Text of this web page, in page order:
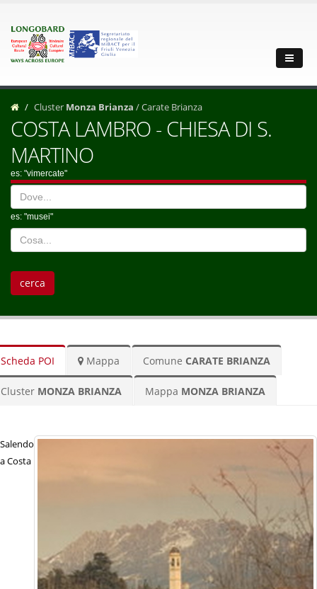
Cluster Monza Brianza / Carate Brianza
COSTA LAMBRO - CHIESA DI S.
MARTINO
es: "vimercate"
es: "musei"
Scheda POI Mappa Comune CARATE BRIANZA
Cluster MONZA BRIANZA Mappa MONZA BRIANZA
Salendo
a Costa